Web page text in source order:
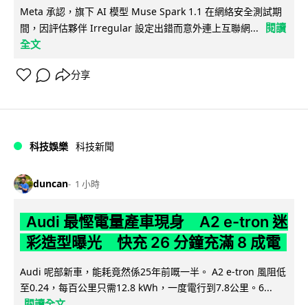
Meta 承認，旗下 AI 模型 Muse Spark 1.1 在網絡安全測試期
間，因評估夥伴 Irregular 設定出錯而意外連上互聯網...
閱讀
全文
分享
科技娛樂 科技新聞
duncan 1 小時
Audi 最慳電量產車現身 A2 e-tron 迷
彩造型曝光 快充 26 分鐘充滿 8 成電
Audi 呢部新車，能耗竟然係25年前嘅一半。 A2 e-tron 風阻低
至0.24，每百公里只需12.8 kWh，一度電行到7.8公里。6...